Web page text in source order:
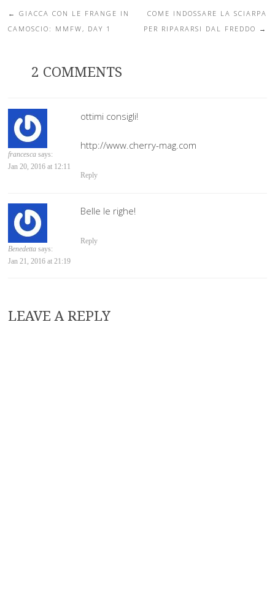
Post navigation
← GIACCA CON LE FRANGE IN
CAMOSCIO: MMFW, DAY 1
COME INDOSSARE LA SCIARPA
PER RIPARARSI DAL FREDDO →
2 COMMENTS
francesca says:
Jan 20, 2016 at 12:11
ottimi consigli!
http://www.cherry-mag.com
Reply
Benedetta says:
Jan 21, 2016 at 21:19
Belle le righe!
Reply
LEAVE A REPLY